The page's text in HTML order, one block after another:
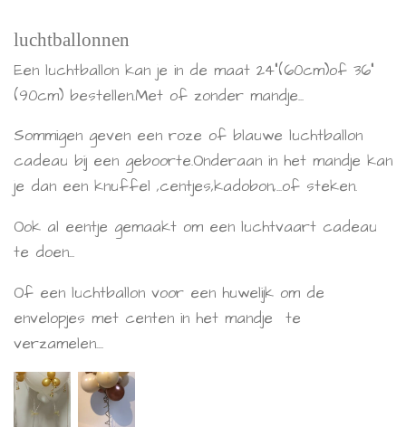
luchtballonnen
Een luchtballon kan je in de maat 24"(60cm)of 36"
(90cm) bestellen.Met of zonder mandje...
Sommigen geven een roze of blauwe luchtballon
cadeau bij een geboorte.Onderaan in het mandje kan
je dan een knuffel ,centjes,kadobon,...of steken.
Ook al eentje gemaakt om een luchtvaart cadeau
te doen...
Of een luchtballon voor een huwelijk om de
envelopjes met centen in het mandje te
verzamelen....